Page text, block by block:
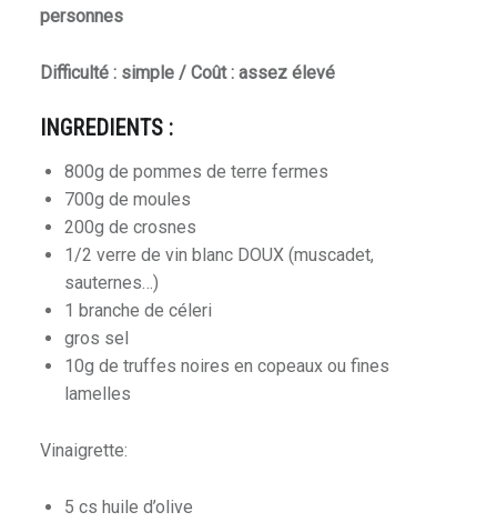
personnes
Difficulté : simple / Coût : assez élevé
INGREDIENTS :
800g de pommes de terre fermes
700g de moules
200g de crosnes
1/2 verre de vin blanc DOUX (muscadet,
sauternes…)
1 branche de céleri
gros sel
10g de truffes noires en copeaux ou fines
lamelles
Vinaigrette:
5 cs huile d’olive